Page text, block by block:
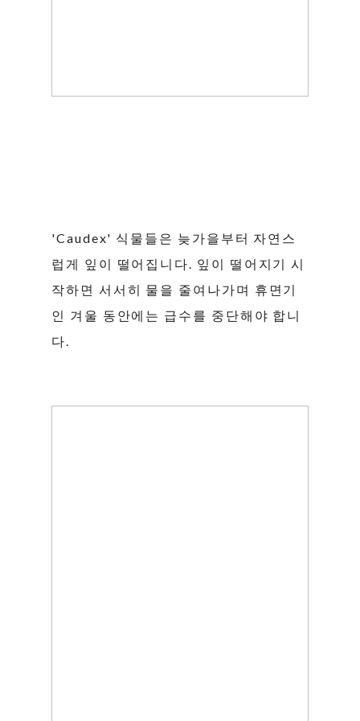
'Caudex' 식물들은 늦가을부터 자연스
럽게 잎이 떨어집니다. 잎이 떨어지기 시
작하면 서서히 물을 줄여나가며 휴면기
인 겨울 동안에는 급수를 중단해야 합니
다.